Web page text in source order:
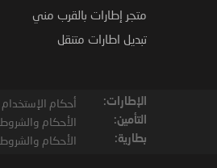
متجر إطارات بالقرب مني
تبديل اطارات متنقل
الإطارات: أحكام الإستخدام
التأمين: الأحكام والشروط
بطارية: الأحكام والشروط